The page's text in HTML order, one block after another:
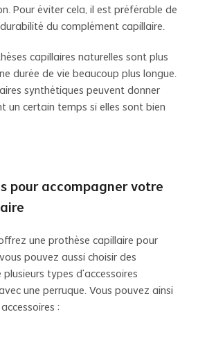
Pour éviter cela, il est préférable de
du complément capillaire.
capillaires naturelles sont plus
durée de vie beaucoup plus longue.
synthétiques peuvent donner
un certain temps si elles sont bien
pour accompagner votre
une prothèse capillaire pour
pouvez aussi choisir des
types d’accessoires
une perruque. Vous pouvez ainsi
: